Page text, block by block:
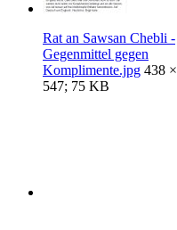
Rat an Sawsan Chebli -
Gegenmittel gegen
Komplimente.jpg 438 ×
547; 75 KB